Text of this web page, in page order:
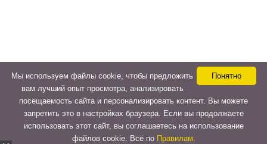
Понятно
Мы используем файлы cookie, чтобы предложить
вам лучший опыт просмотра, анализировать
посещаемость сайта и персонализировать контент. Вы можете
запретить это в настройках браузера. Если вы продолжаете
использовать этот сайт, вы соглашаетесь на использование
файлов cookie. Всё по Правилам.